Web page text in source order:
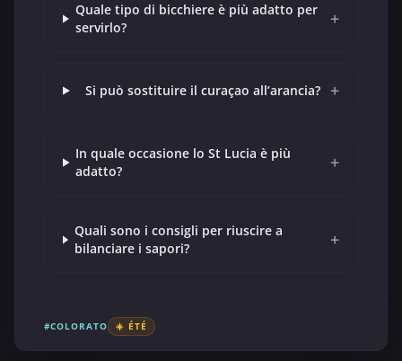
Quale tipo di bicchiere è più adatto per
servirlo?
+
Si può sostituire il curaçao all’arancia? +
In quale occasione lo St Lucia è più
adatto?
+
Quali sono i consigli per riuscire a
bilanciare i sapori?
+
#COLORATO ☀️ ÉTÉ